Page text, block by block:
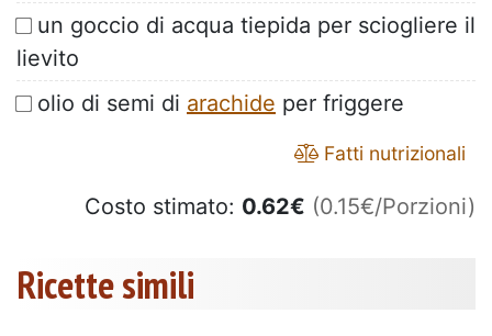
un goccio di acqua tiepida per sciogliere il
lievito
olio di semi di arachide per friggere
Fatti nutrizionali
Costo stimato: 0.62€ (0.15€/Porzioni)
Ricette simili